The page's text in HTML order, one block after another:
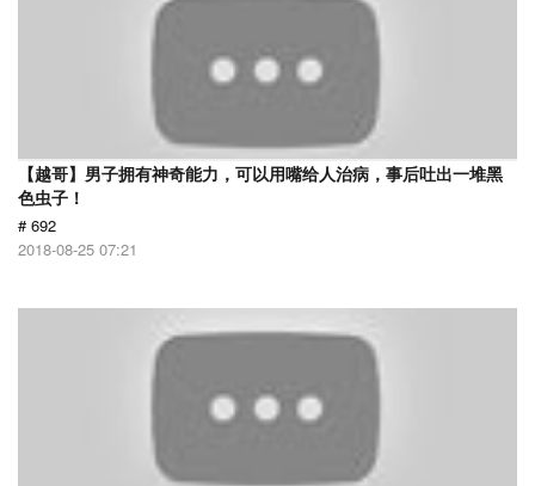
【越哥】男子拥有神奇能力，可以用嘴给人治病，事后吐出一堆黑
色虫子！
# 692
2018-08-25 07:21